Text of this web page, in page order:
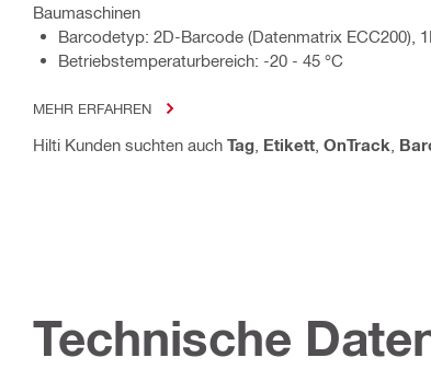
Baumaschinen
Barcodetyp: 2D-Barcode (Datenmatrix ECC200),
Betriebstemperaturbereich: -20 - 45 °C
MEHR ERFAHREN
Hilti Kunden suchten auch Tag Etikett OnTrack
Technische